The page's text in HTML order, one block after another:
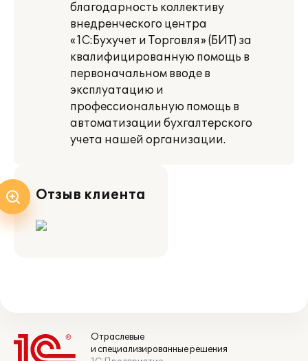
благодарность коллективу
внедренческого центра
«1С:Бухучет и Торговля» (БИТ) за
квалифицированную помощь в
первоначальном вводе в
эксплуатацию и
профессиональную помощь в
автоматизации бухгалтерского
учета нашей организации.
Отзыв клиента
Отраслевые
и специализированные решения